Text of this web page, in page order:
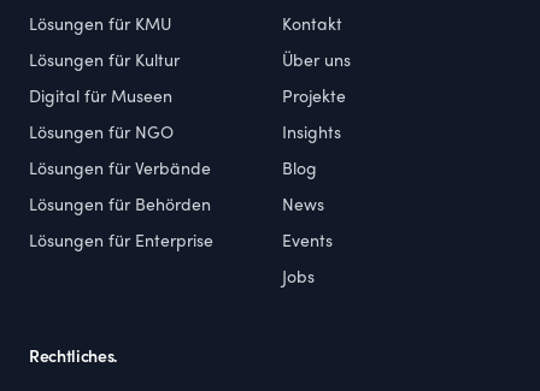
Lösungen für KMU
Lösungen für Kultur
Digital für Museen
Lösungen für NGO
Lösungen für Verbände
Lösungen für Behörden
Lösungen für Enterprise
Kontakt
Über uns
Projekte
Insights
Blog
News
Events
Jobs
Rechtliches.